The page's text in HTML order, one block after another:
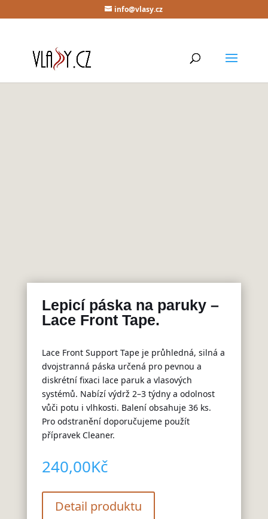
info@vlasy.cz
Lepicí páska na paruky –
Lace Front Tape.
Lace Front Support Tape je průhledná, silná a
dvojstranná páska určená pro pevnou a
diskrétní fixaci lace paruk a vlasových
systémů. Nabízí výdrž 2–3 týdny a odolnost
vůči potu i vlhkosti. Balení obsahuje 36 ks.
Pro odstranění doporučujeme použít
přípravek Cleaner.
240,00Kč
Detail produktu